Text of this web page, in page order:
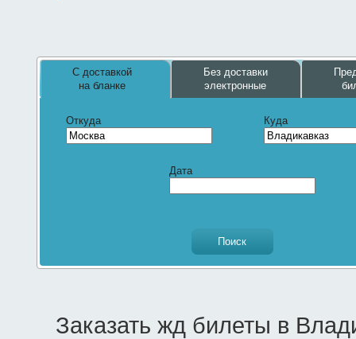
С доставкой
на бланке
Без доставки
электронные
Откуда Куда
Дата
Заказать жд билеты в